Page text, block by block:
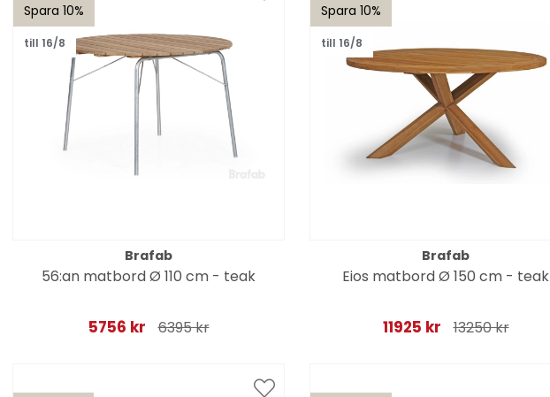
Spara 10%
till 16/8
Brafab
56:an matbord Ø 110 cm - teak
5756 kr 6395 kr
Spara 10%
till 16/8
Brafab
Eios matbord Ø 150 cm - teak
11925 kr 13250 kr